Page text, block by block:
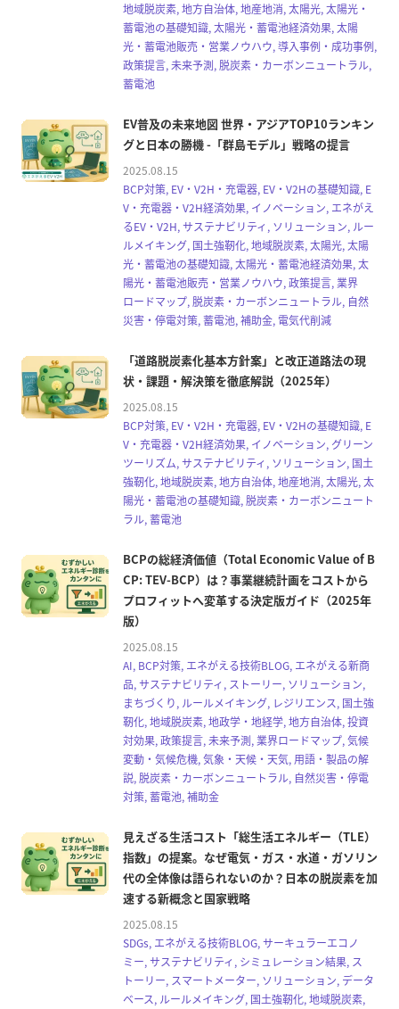
地域脱炭素, 地方自治体, 地産地消, 太陽光, 太陽光・
蓄電池の基礎知識, 太陽光・蓄電池経済効果, 太陽
光・蓄電池販売・営業ノウハウ, 導入事例・成功事例,
政策提言, 未来予測, 脱炭素・カーボンニュートラル,
蓄電池
EV普及の未来地図 世界・アジアTOP10ランキン
グと日本の勝機 -「群島モデル」戦略の提言
2025.08.15
BCP対策, EV・V2H・充電器, EV・V2Hの基礎知識, E
V・充電器・V2H経済効果, イノベーション, エネがえ
るEV・V2H, サステナビリティ, ソリューション, ルー
ルメイキング, 国土強靭化, 地域脱炭素, 太陽光, 太陽
光・蓄電池の基礎知識, 太陽光・蓄電池経済効果, 太
陽光・蓄電池販売・営業ノウハウ, 政策提言, 業界
ロードマップ, 脱炭素・カーボンニュートラル, 自然
災害・停電対策, 蓄電池, 補助金, 電気代削減
「道路脱炭素化基本方針案」と改正道路法の現
状・課題・解決策を徹底解説（2025年）
2025.08.15
BCP対策, EV・V2H・充電器, EV・V2Hの基礎知識, E
V・充電器・V2H経済効果, イノベーション, グリーン
ツーリズム, サステナビリティ, ソリューション, 国土
強靭化, 地域脱炭素, 地方自治体, 地産地消, 太陽光, 太
陽光・蓄電池の基礎知識, 脱炭素・カーボンニュート
ラル, 蓄電池
BCPの総経済価値（Total Economic Value of B
CP: TEV-BCP）は？事業継続計画をコストから
プロフィットへ変革する決定版ガイド（2025年
版）
2025.08.15
AI, BCP対策, エネがえる技術BLOG, エネがえる新商
品, サステナビリティ, ストーリー, ソリューション,
まちづくり, ルールメイキング, レジリエンス, 国土強
靭化, 地域脱炭素, 地政学・地経学, 地方自治体, 投資
対効果, 政策提言, 未来予測, 業界ロードマップ, 気候
変動・気候危機, 気象・天候・天気, 用語・製品の解
説, 脱炭素・カーボンニュートラル, 自然災害・停電
対策, 蓄電池, 補助金
見えざる生活コスト「総生活エネルギー（TLE）
指数」の提案。なぜ電気・ガス・水道・ガソリン
代の全体像は語られないのか？日本の脱炭素を加
速する新概念と国家戦略
2025.08.15
SDGs, エネがえる技術BLOG, サーキュラーエコノ
ミー, サステナビリティ, シミュレーション結果, ス
トーリー, スマートメーター, ソリューション, データ
ベース, ルールメイキング, 国土強靭化, 地域脱炭素,